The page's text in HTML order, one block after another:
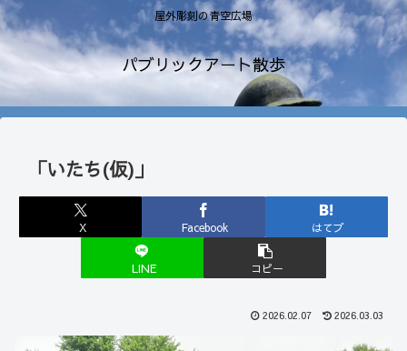
屋外彫刻の青空広場
パブリックアート散歩
「いたち(仮)」
X Facebook はてブ
LINE コピー
2026.02.07 2026.03.03